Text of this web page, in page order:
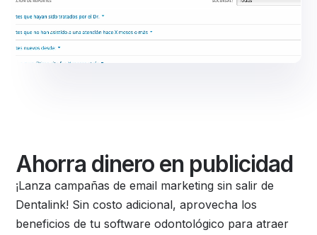
Ahorra dinero en publicidad
¡Lanza campañas de email marketing sin salir de
Dentalink! Sin costo adicional, aprovecha los
beneficios de tu software odontológico para atraer